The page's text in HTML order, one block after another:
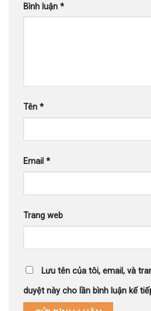
Bình luận *
Tên *
Email *
Trang web
Lưu tên của tôi, email, và
duyệt này cho lần bình luận kế